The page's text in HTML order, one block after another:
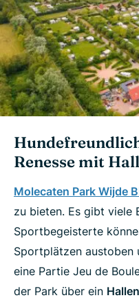
Renesse mit
Molecaten Park Wijde
zu bieten. Es gibt viele
Sportbegeisterte
Sportplätzen austoben
eine Partie Jeu de
der Park über ein